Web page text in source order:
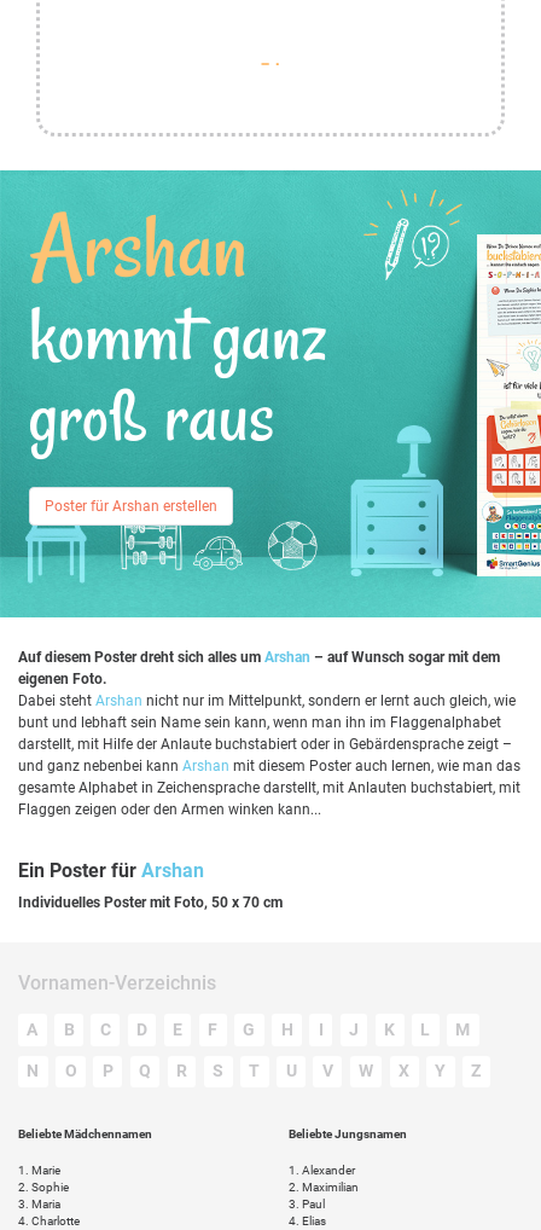
Arshan
kommt ganz
groß raus
Poster für Arshan erstellen
Auf diesem Poster dreht sich alles um Arshan – auf Wunsch sogar mit dem
eigenen Foto.
Dabei steht Arshan nicht nur im Mittelpunkt, sondern er lernt auch gleich, wie
bunt und lebhaft sein Name sein kann, wenn man ihn im Flaggenalphabet
darstellt, mit Hilfe der Anlaute buchstabiert oder in Gebärdensprache zeigt –
und ganz nebenbei kann Arshan mit diesem Poster auch lernen, wie man das
gesamte Alphabet in Zeichensprache darstellt, mit Anlauten buchstabiert, mit
Flaggen zeigen oder den Armen winken kann...
Ein Poster für Arshan
Individuelles Poster mit Foto, 50 x 70 cm
Vornamen-Verzeichnis
A B C D E F G H I J K L M
N O P Q R S T U V W X Y Z
Beliebte Mädchennamen
1.
Marie
2. Sophie
3. Maria
4. Charlotte
Beliebte Jungsnamen
1.
Alexander
2. Maximilian
3. Paul
4. Elias